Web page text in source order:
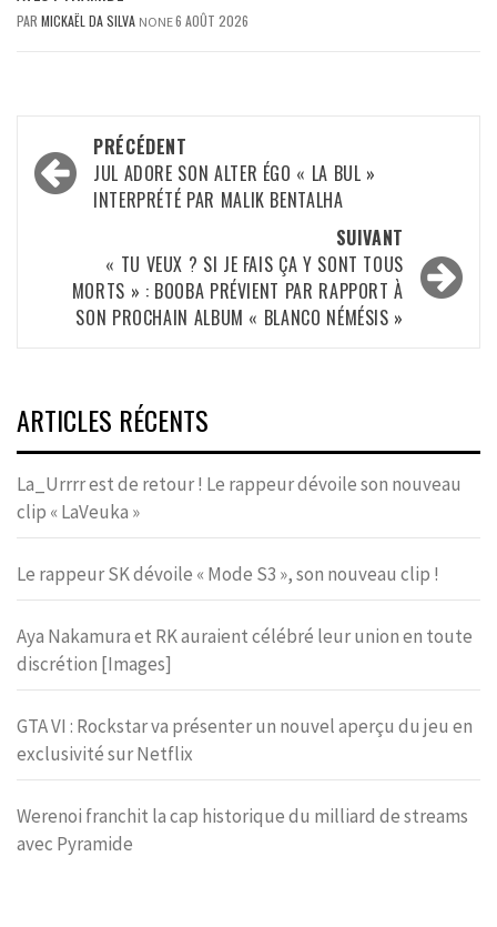
PAR MICKAËL DA SILVA NONE6 AOÛT 2026
Navigation
d’article
PRÉCÉDENT
JUL ADORE SON ALTER ÉGO « LA BUL »
INTERPRÉTÉ PAR MALIK BENTALHA
SUIVANT
« TU VEUX ? SI JE FAIS ÇA Y SONT TOUS
MORTS » : BOOBA PRÉVIENT PAR RAPPORT À
SON PROCHAIN ALBUM « BLANCO NÉMÉSIS »
ARTICLES RÉCENTS
La_Urrrr est de retour ! Le rappeur dévoile son nouveau
clip « LaVeuka »
Le rappeur SK dévoile « Mode S3 », son nouveau clip !
Aya Nakamura et RK auraient célébré leur union en toute
discrétion [Images]
GTA VI : Rockstar va présenter un nouvel aperçu du jeu en
exclusivité sur Netflix
Werenoi franchit la cap historique du milliard de streams
avec Pyramide